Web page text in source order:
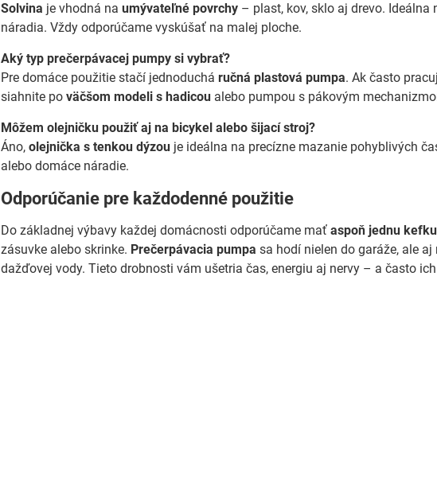
Solvina je vhodná naumývateľné povrchy – plast, kov, sklo aj drevo.
náradia. Vždy odporúčame vyskúšať na malej ploche.
Aký typ prečerpávacej pumpy si vybrať?
Pre domáce použitie stačí jednoducháručná plastová pumpa. Ak často
siahnite poväčšom modeli s hadicou alebo pumpou s pákovým
Môžem olejničku použiť aj na bicykel alebo šijací stroj?
Áno,olejnička s tenkou dýzou je ideálna na precízne mazanie pohyblivých
alebo domáce náradie.
Odporúčanie pre každodenné použitie
Do základnej výbavy každej domácnosti odporúčame maťaspoň jednu
zásuvke alebo skrinke. Prečerpávacia pumpa sa hodí nielen do garáže, ale
dažďovej vody. Tieto drobnosti vám ušetria čas, energiu aj nervy – a často